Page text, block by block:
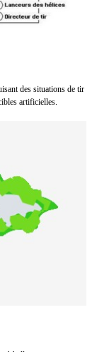
des situations de tir
artificielles.